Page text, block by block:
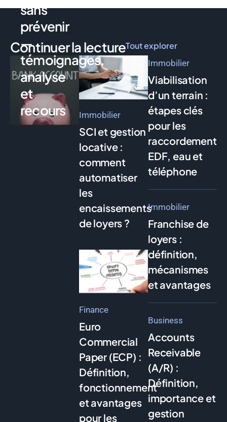
Continuer la lectureTout explorer
sans
prévenir
—
témoignages,
analyse
et
recours
Immobilier
SCI et gestion
locative :
comment
automatiser
les
encaissements
de loyers ?
Finance
Euro
Commercial
Paper (ECP) :
Définition,
fonctionnement
et avantages
pour les
Immobilier
Viabilisation
d’un terrain :
étapes clés
pour les
raccordements
EDF, eau et
téléphone
Immobilier
Franchise de
loyers :
définition,
mécanismes
et avantages
Business
Accounts
Receivable
(A/R) :
Définition,
importance et
gestion